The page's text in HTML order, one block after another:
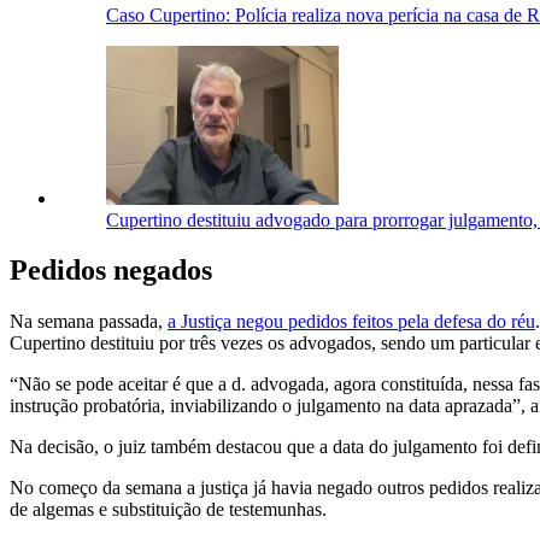
Caso Cupertino: Polícia realiza nova perícia na casa de
Cupertino destituiu advogado para prorrogar
Pedidos negados
Na semana passada, a Justiça negou pedidos feitos pela defesa do réu
Cupertino destituiu por três vezes os advogados, sendo um particular
“Não se pode aceitar é que a d. advogada, agora constituída, nessa
instrução probatória, inviabilizando o julgamento na data aprazada”,
Na decisão, o juiz também destacou que a data do julgamento foi
No começo da semana a justiça já havia negado outros pedidos
de algemas e substituição de testemunhas.